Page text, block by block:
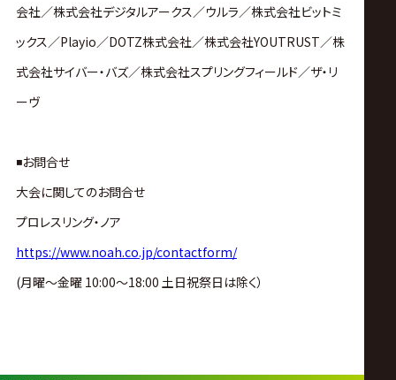
会社／株式会社デジタルアークス／ウルラ／株式会社ビットミ
ックス／Playio／DOTZ株式会社／株式会社YOUTRUST／株
式会社サイバー・バズ／株式会社スプリングフィールド／ザ・リ
ーヴ
◾️お問合せ
大会に関してのお問合せ
プロレスリング・ノア
https://www.noah.co.jp/contactform/
(月曜〜金曜 10:00〜18:00 土日祝祭日は除く）